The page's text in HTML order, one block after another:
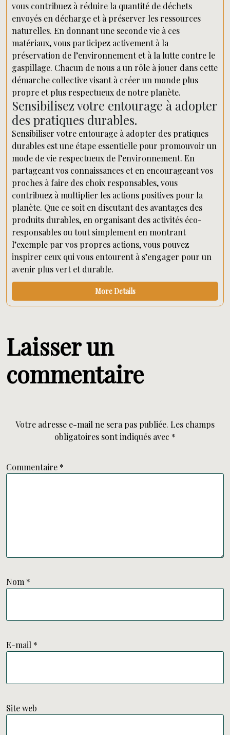
vous contribuez à réduire la quantité de déchets
envoyés en décharge et à préserver les ressources
naturelles. En donnant une seconde vie à ces
matériaux, vous participez activement à la
préservation de l’environnement et à la lutte contre le
gaspillage. Chacun de nous a un rôle à jouer dans cette
démarche collective visant à créer un monde plus
propre et plus respectueux de notre planète.
Sensibilisez votre entourage à adopter
des pratiques durables.
Sensibiliser votre entourage à adopter des pratiques
durables est une étape essentielle pour promouvoir un
mode de vie respectueux de l’environnement. En
partageant vos connaissances et en encourageant vos
proches à faire des choix responsables, vous
contribuez à multiplier les actions positives pour la
planète. Que ce soit en discutant des avantages des
produits durables, en organisant des activités éco-
responsables ou tout simplement en montrant
l’exemple par vos propres actions, vous pouvez
inspirer ceux qui vous entourent à s’engager pour un
avenir plus vert et durable.
More Details
Laisser un
commentaire
Votre adresse e-mail ne sera pas publiée. Les champs
obligatoires sont indiqués avec *
Commentaire *
Nom *
E-mail *
Site web